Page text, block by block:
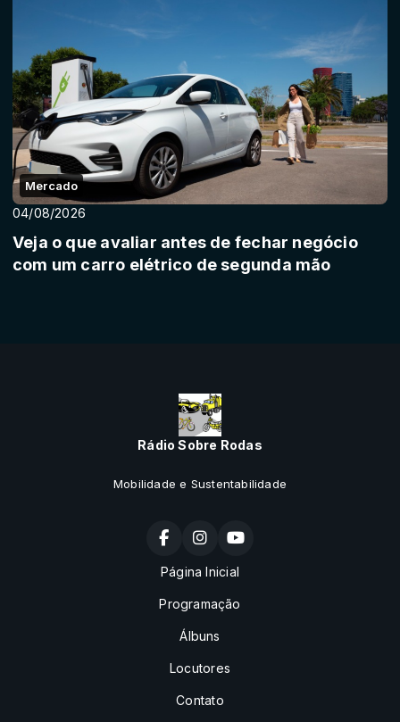
Mercado
04/08/2026
Veja o que avaliar antes de fechar negócio
com um carro elétrico de segunda mão
Rádio Sobre Rodas
Mobilidade e Sustentabilidade
Página Inicial
Programação
Álbuns
Locutores
Contato